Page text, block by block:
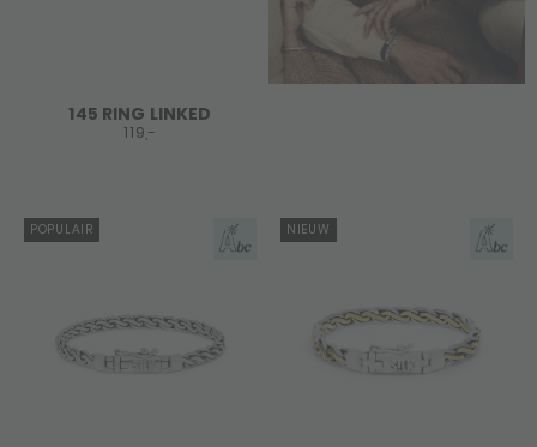
145 RING LINKED
119,-
POPULAIR NIEUW